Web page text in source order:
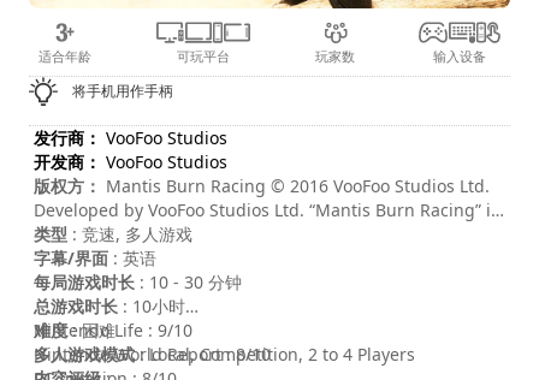
适合年龄 可玩平台 玩家数 输入设备
将手机用作手柄
发行商： VooFoo Studios
开发商： VooFoo Studios
版权方： Mantis Burn Racing © 2016 VooFoo Studios Ltd.
Developed by VooFoo Studios Ltd. “Mantis Burn Racing” is
a trademark of VooFoo Studios Ltd. All rights reserved.
类型 : 竞速, 多人游戏
字幕/界面 : 英语
每局游戏时长 : 10 - 30 分钟
总游戏时长 : 10小时
难度: 困难
多人游戏模式: Local, Competition, 2 to 4 Players
Nintendo Life : 9/10
Nintendo World Report : 8/10